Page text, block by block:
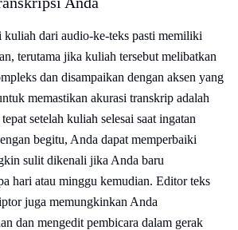
kuliah dari audio-ke-teks pasti memiliki
terutama jika kuliah tersebut melibatkan
dan disampaikan dengan aksen yang
memastikan akurasi transkrip adalah
setelah kuliah selesai saat ingatan
begitu, Anda dapat memperbaiki
sulit dikenali jika Anda baru
hari atau minggu kemudian. Editor teks
juga memungkinkan Anda
dan mengedit pembicara dalam gerak